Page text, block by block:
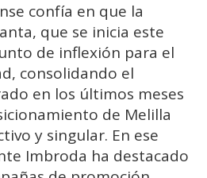
confía en que la
que se inicia este
de inflexión para el
consolidando el
en los últimos meses
de Melilla
y singular. En ese
Imbroda ha destacado